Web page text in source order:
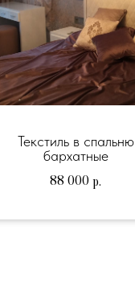
Текстиль в спальню
бархатные
88 000 р.